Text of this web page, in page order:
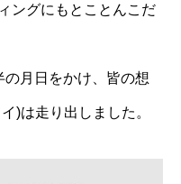
ングにもとことんこだ
月日をかけ、皆の想
)は走り出しました。